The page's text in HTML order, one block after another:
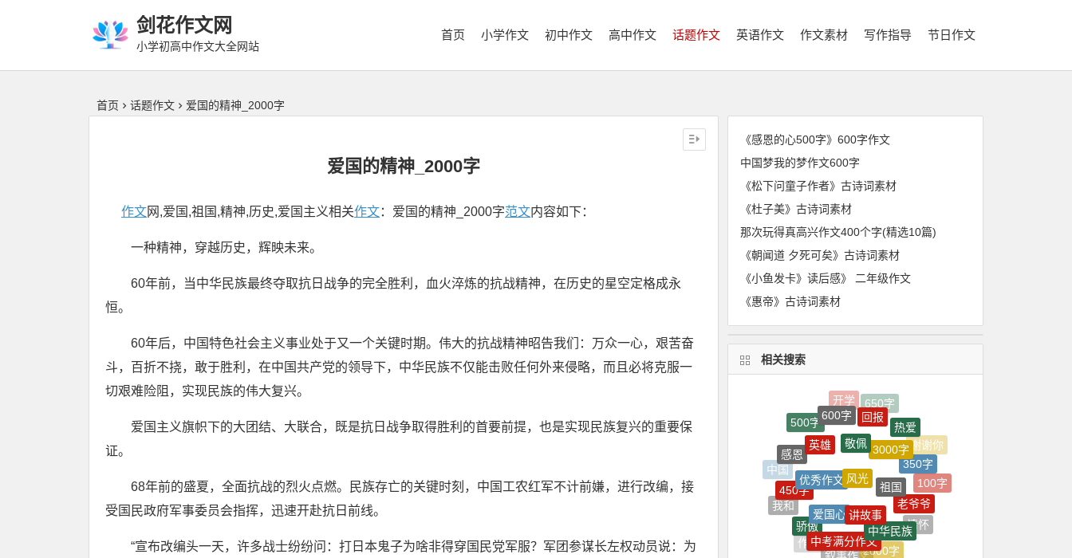
剑花作文网
小学初高中作文大全网站
首页 小学作文 初中作文 高中作文 话题作文 英语作文 作文素材 写作指导 节日作文
首页 话题作文 爱国的精神_2000字
爱国的精神_2000字
作文网,爱国,祖国,精神,历史,爱国主义相关作文：爱国的精神_2000字范文内容如下：
一种精神，穿越历史，辉映未来。
60年前，当中华民族最终夺取抗日战争的完全胜利，血火淬炼的抗战精神，在历史的星空定格成永
恒。
60年后，中国特色社会主义事业处于又一个关键时期。伟大的抗战精神昭告我们：万众一心，艰苦奋
斗，百折不挠，敢于胜利，在中国共产党的领导下，中华民族不仅能击败任何外来侵略，而且必将克服一
切艰难险阻，实现民族的伟大复兴。
爱国主义旗帜下的大团结、大联合，既是抗日战争取得胜利的首要前提，也是实现民族复兴的重要保
证。
68年前的盛夏，全面抗战的烈火点燃。民族存亡的关键时刻，中国工农红军不计前嫌，进行改编，接
受国民政府军事委员会指挥，迅速开赴抗日前线。
“宣布改编头一天，许多战士纷纷问：打日本鬼子为啥非得穿国民党军服？军团参谋长左权动员说：为
《感恩的心500字》600字作文
中国梦我的梦作文600字
《松下问童子作者》古诗词素材
《杜子美》古诗词素材
那次玩得真高兴作文400个字(精选10篇)
《朝闻道 夕死可矣》古诗词素材
《小鱼发卡》读后感》 二年级作文
《惠帝》古诗词素材
相关搜索
500字
600字
回报
热爱
中国
英雄 敬佩
3000字
350字
100字
爷爷
伟大
我和
450字
优秀作文风光
祖国
老爷爷
情怀
议论文
洗脚
作文
骄傲
爱国心讲故事
中华民族
2000字
叙事作文
中考满分作文